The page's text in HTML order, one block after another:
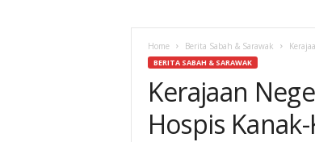
Home Berita Sabah & Sarawak
BERITA SABAH & SARAWAK
Kerajaan
Hospis